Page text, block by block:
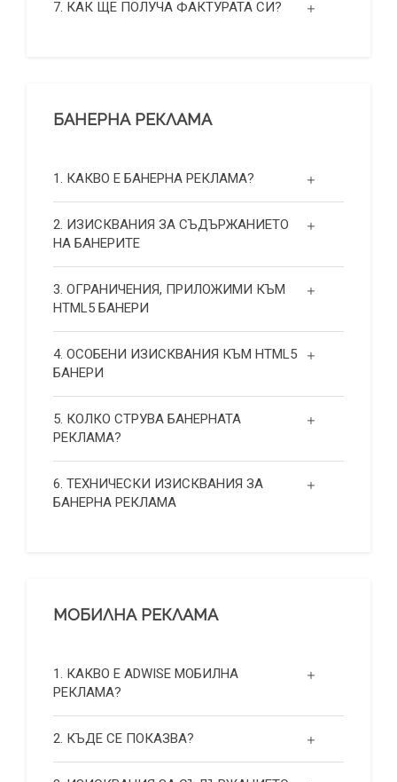
7. КАК ЩЕ ПОЛУЧА ФАКТУРАТА СИ?
БАНЕРНА РЕКЛАМА
1. КАКВО Е БАНЕРНА РЕКЛАМА?
2. ИЗИСКВАНИЯ ЗА СЪДЪРЖАНИЕТО
НА БАНЕРИТЕ
3. ОГРАНИЧЕНИЯ, ПРИЛОЖИМИ КЪМ
HTML5 БАНЕРИ
4. ОСОБЕНИ ИЗИСКВАНИЯ КЪМ HTML5
БАНЕРИ
5. КОЛКО СТРУВА БАНЕРНАТА
РЕКЛАМА?
6. ТЕХНИЧЕСКИ ИЗИСКВАНИЯ ЗА
БАНЕРНА РЕКЛАМА
МОБИЛНА РЕКЛАМА
1. КАКВО Е ADWISE МОБИЛНА
РЕКЛАМА?
2. КЪДЕ СЕ ПОКАЗВА?